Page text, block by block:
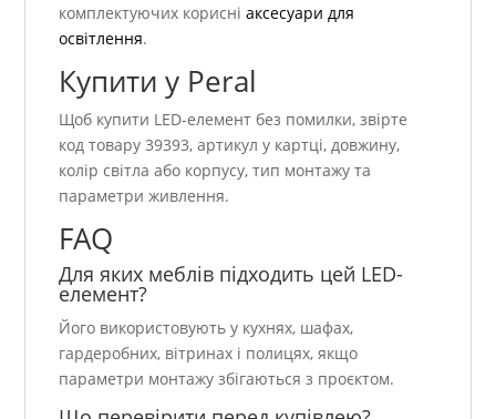
комплектуючих корисніаксесуари для
освітлення.
Купити у Peral
Щоб купити LED-елемент без помилки, звірте
код товару 39393, артикул у картці, довжину,
колір світла або корпусу, тип монтажу та
параметри живлення.
FAQ
Для яких меблів підходить цей LED-
елемент?
Його використовують у кухнях, шафах,
гардеробних, вітринах і полицях, якщо
параметри монтажу збігаються з проєктом.